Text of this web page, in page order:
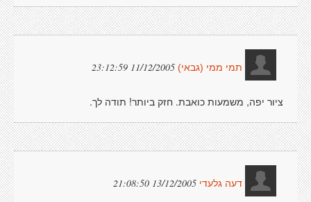
תמי ממי (גבאי) 11/12/2005 23:12:59
ציור יפה, משמעות כואבת. חזק ביותר! תודה לך.
דעה גלעדי 13/12/2005 21:08:50